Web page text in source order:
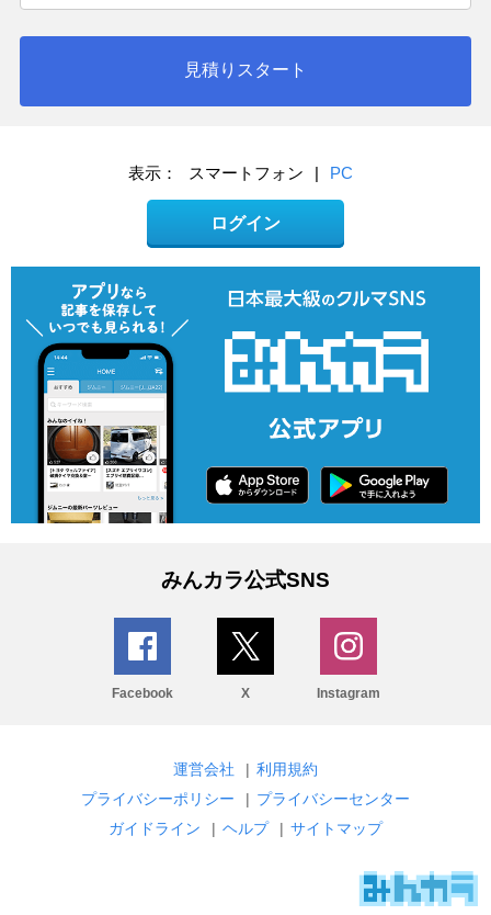
見積りスタート
表示： スマートフォン | PC
ログイン
みんカラ公式SNS
Facebook X Instagram
運営会社 | 利用規約
プライバシーポリシー
| プライバシーセンター
ガイドライン
| ヘルプ | サイトマップ